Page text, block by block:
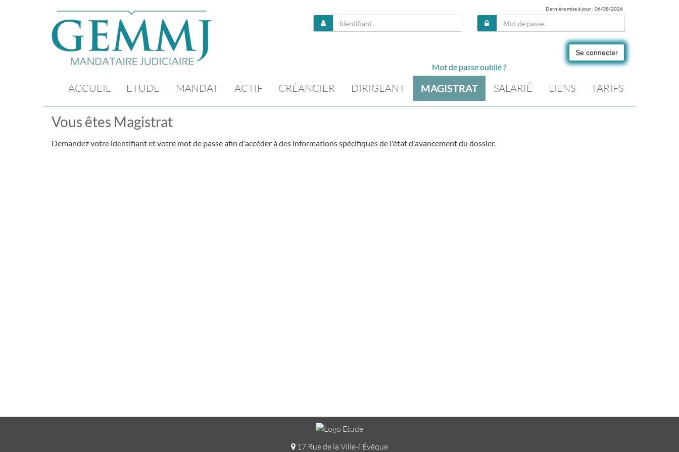
Dernière mise à jour : 06/08/2026
Se connecter
Mot de passe oublié ?
ACCUEIL ETUDE MANDAT ACTIF CRÉANCIER DIRIGEANT MAGISTRAT SALARIÉ LIENS TARIFS
Vous êtes Magistrat
Demandez votre identifiant et votre mot de passe afin d'accéder à des informations spécifiques de l'état d'avancement du dossier.
17 Rue de la Ville-l'Évêque